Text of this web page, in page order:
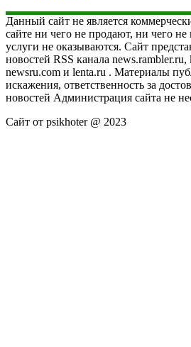
Данный сайт не является
сайте ни чего не продают, ни чего
услуги не оказываются. Сайт
новостей RSS канала news.rambler.ru,
newsru.com и lenta.ru . Материалы
искажения, ответственность за
новостей Администрация сайта не
Сайт от psikhoter @ 2023